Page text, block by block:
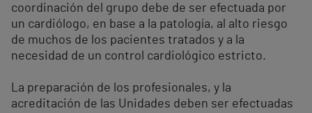
coordinación del grupo debe de ser efectuada por
un cardiólogo, en base a la patología, al alto riesgo
de muchos de los pacientes tratados y a la
necesidad de un control cardiológico estricto.
La preparación de los profesionales, y la
acreditación de las Unidades deben ser efectuadas